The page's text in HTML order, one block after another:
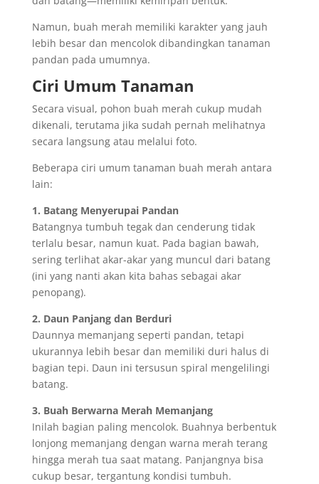
Namun, buah merah memiliki karakter yang jauh
lebih besar dan mencolok dibandingkan tanaman
pandan pada umumnya.
Ciri Umum Tanaman
Secara visual, pohon buah merah cukup mudah
dikenali, terutama jika sudah pernah melihatnya
secara langsung atau melalui foto.
Beberapa ciri umum tanaman buah merah antara
lain:
1. Batang Menyerupai Pandan
Batangnya tumbuh tegak dan cenderung tidak
terlalu besar, namun kuat. Pada bagian bawah,
sering terlihat akar-akar yang muncul dari batang
(ini yang nanti akan kita bahas sebagai akar
penopang).
2. Daun Panjang dan Berduri
Daunnya memanjang seperti pandan, tetapi
ukurannya lebih besar dan memiliki duri halus di
bagian tepi. Daun ini tersusun spiral mengelilingi
batang.
3. Buah Berwarna Merah Memanjang
Inilah bagian paling mencolok. Buahnya berbentuk
lonjong memanjang dengan warna merah terang
hingga merah tua saat matang. Panjangnya bisa
cukup besar, tergantung kondisi tumbuh.